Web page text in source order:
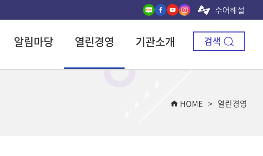
수어해설
알림마당 열린경영 기관소개 검색
HOME 열린경영